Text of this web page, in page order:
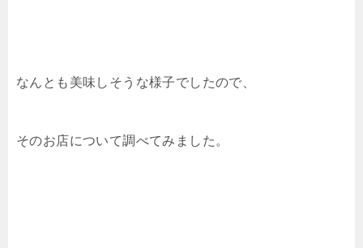
なんとも美味しそうな様子でしたので、
そのお店について調べてみました。